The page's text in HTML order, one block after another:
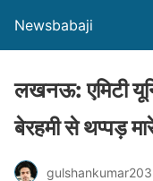
Newsbabaji
लखनऊ: एमिटी
बेरहमी से थप्पड़